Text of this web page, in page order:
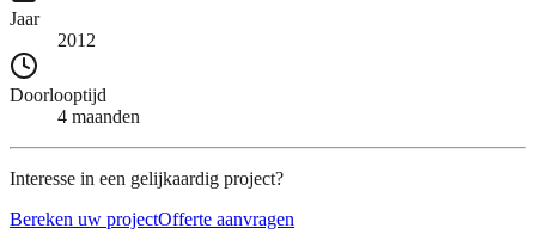
Jaar
2012
Doorlooptijd
4 maanden
Interesse in een gelijkaardig project?
Bereken uw projectOfferte aanvragen